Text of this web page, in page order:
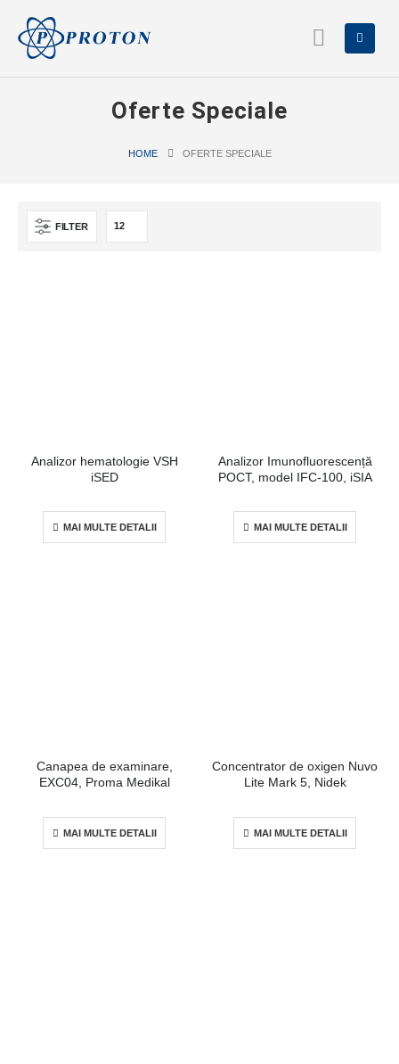
Oferte Speciale
HOME OFERTE SPECIALE
FILTER
Analizor hematologie VSH
iSED
MAI MULTE DETALII
Analizor Imunofluorescență
POCT, model IFC-100, iSIA
MAI MULTE DETALII
Canapea de examinare,
EXC04, Proma Medikal
MAI MULTE DETALII
Concentrator de oxigen Nuvo
Lite Mark 5, Nidek
MAI MULTE DETALII